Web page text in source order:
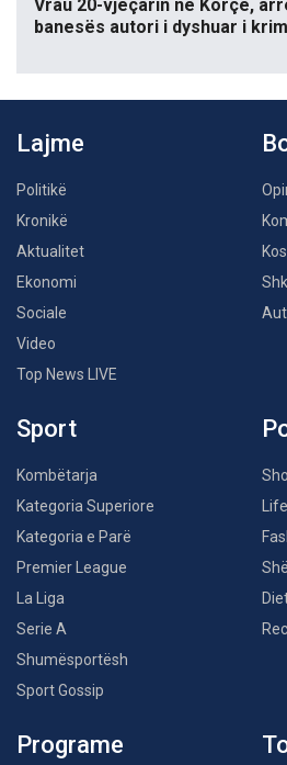
Vrau 20-vjeçarin në Korçë,
banesës autori i dyshuar i
Lajme
Politikë
Kronikë
Aktualitet
Ekonomi
Sociale
Video
Top News LIVE
Sport
Kombëtarja
Kategoria Superiore
Kategoria e Parë
Premier League
La Liga
Serie A
Shumësportësh
Sport Gossip
Programe